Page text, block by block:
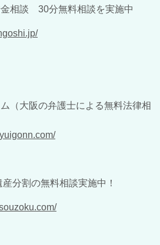
相談 30分無料相談を実施中
（大阪の弁護士による無料法律相
分割の無料相談実施中！